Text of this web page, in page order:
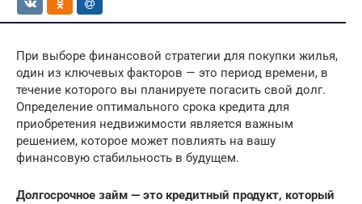
При выборе финансовой стратегии для покупки жилья,
один из ключевых факторов — это период времени, в
течение которого вы планируете погасить свой долг.
Определение оптимального срока кредита для
приобретения недвижимости является важным
решением, которое может повлиять на вашу
финансовую стабильность в будущем.
Долгосрочное займ — это кредитный продукт, который